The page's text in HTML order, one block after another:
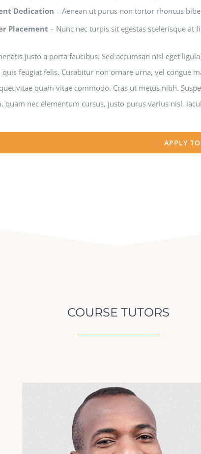
Dedication – Aenean ut purus non tortor rhoncus
Placement – Nunc nec turpis sit egestas scelerisque at
justo a porta faucibus. Sed accumsan nisl eget
quis feugiat felis. Curabitur non ornare urna, vel congue
vitae quam vitae commodo. Cras ut metus nibh.
quam nec elementum cursus, justo purus varius nisl,
APPLY
COURSE TUTORS